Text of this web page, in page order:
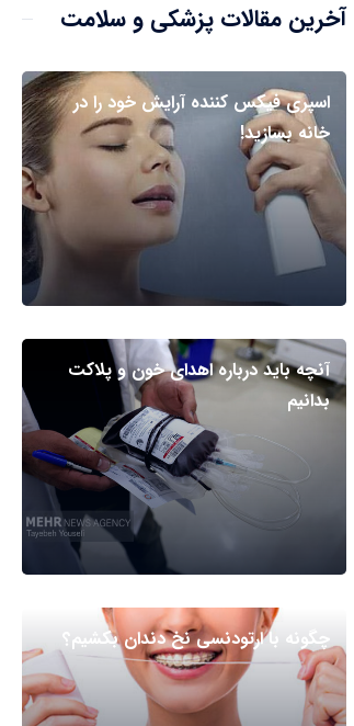
آخرین مقالات پزشکی و سلامت
اسپری فیکس کننده آرایش خود را در
خانه بسازید!
آنچه باید درباره اهدای خون و پلاکت
بدانیم
چگونه با ارتودنسی نخ دندان بکشیم؟